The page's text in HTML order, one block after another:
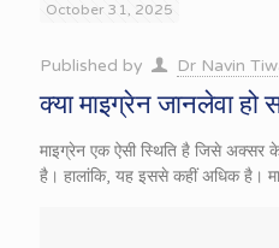
October 31, 2025
Published by Dr Navin
क्या माइग्रेन जानलेवा हो
माइग्रेन एक ऐसी स्थिति है जिसे अक्सर
है। हालांकि, यह इससे कहीं अधिक है।